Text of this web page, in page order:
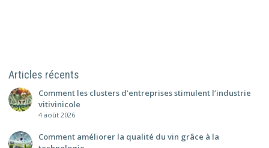
Articles récents
Comment les clusters d’entreprises stimulent l’industrie
vitivinicole
4 août 2026
Comment améliorer la qualité du vin grâce à la